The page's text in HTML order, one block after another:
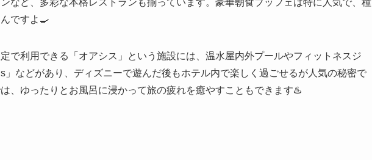
ですよ🍳
で利用できる「オアシス」という施設には、温水屋内外プールやフィットネスジ
」などがあり、ディズニーで遊んだ後もホテル内で楽しく過ごせるが人気の秘密で
、ゆったりとお風呂に浸かって旅の疲れを癒やすこともできます♨️